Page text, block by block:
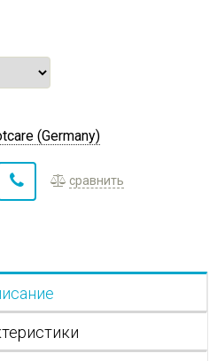
(Germany)
сравнить